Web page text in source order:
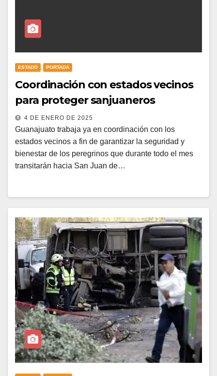
ESTADO PORTADA
Coordinación con estados vecinos
para proteger sanjuaneros
4 DE ENERO DE 2025
Guanajuato trabaja ya en coordinación con los
estados vecinos a fin de garantizar la seguridad y
bienestar de los peregrinos que durante todo el mes
transitarán hacia San Juan de…